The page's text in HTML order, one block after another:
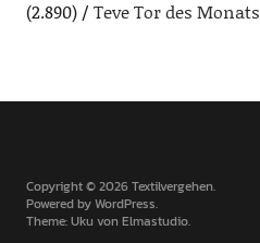
(2.890)
Teve Tor des Monats
Copyright © 2026 Textilvergehen
Powered byWordPress
Theme: Uku vonElmastudio